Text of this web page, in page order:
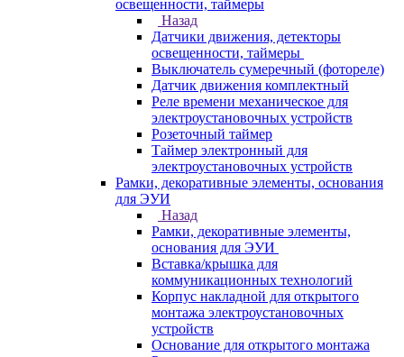
освещенности, таймеры
Назад
Датчики движения, детекторы
освещенности, таймеры
Выключатель сумеречный (фотореле)
Датчик движения комплектный
Реле времени механическое для
электроустановочных устройств
Розеточный таймер
Таймер электронный для
электроустановочных устройств
Рамки, декоративные элементы, основания
для ЭУИ
Назад
Рамки, декоративные элементы,
основания для ЭУИ
Вставка/крышка для
коммуникационных технологий
Корпус накладной для открытого
монтажа электроустановочных
устройств
Основание для открытого монтажа